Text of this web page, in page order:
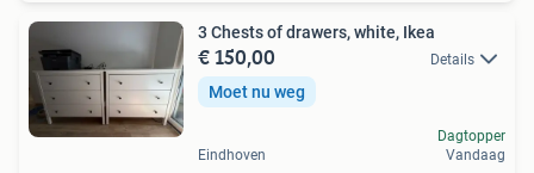
3 Chests of drawers, white, Ikea
€ 150,00 Details
Moet nu weg
Eindhoven
Dagtopper
Vandaag